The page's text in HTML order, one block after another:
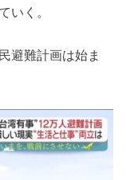
いく。
避難計画は始ま